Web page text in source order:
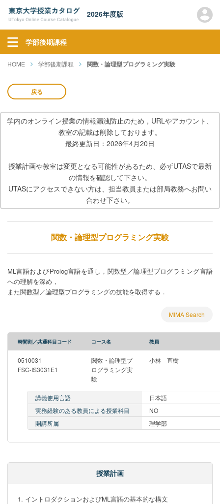
2026年度版
学部後期課程
HOME 学部後期課程 関数・論理型プログラミング実験
戻る
学内のオンライン授業の情報漏洩防止のため，URLやアカウント、
教室の記載は削除しております。
最終更新日：2026年4月20日
授業計画や教室は変更となる可能性があるため、必ずUTASで最新
の情報を確認して下さい。
UTASにアクセスできない方は、担当教員または部局教務へお問い
合わせ下さい。
関数・論理型プログラミング実験
ML言語およびProlog言語を通し，関数型／論理型プログラミング言語
への理解を深め，
また関数型／論理型プログラミングの技能を取得する．
MIMA Search
時間割／共通科目コード コース名 教員
0510031
FSC-IS3031E1
関数・論理型プ
ログラミング実
験
小林 直樹
講義使用言語
日本語
実務経験のある教員による授業科目
NO
開講所属
理学部
授業計画
1. イントロダクションおよびML言語の基本的な構文